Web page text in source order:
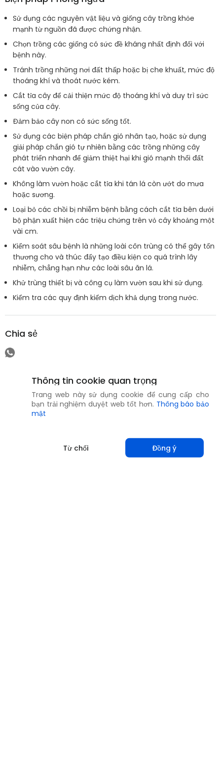
Sử dụng các nguyên vật liệu và giống cây trồng khỏe
mạnh từ nguồn đã được chứng nhận.
Chọn trồng các giống có sức đề kháng nhất định đối với
bệnh này.
Tránh trồng những nơi đất thấp hoặc bị che khuất, mức độ
thoáng khí và thoát nước kém.
Cắt tỉa cây để cải thiện mức độ thoáng khí và duy trì sức
sống của cây.
Đảm bảo cây non có sức sống tốt.
Sử dụng các biện pháp chắn gió nhân tạo, hoặc sử dụng
giải pháp chắn gió tự nhiên bằng các trồng những cây
phát triển nhanh để giảm thiệt hại khi gió mạnh thổi đất
cát vào vườn cây.
Không làm vườn hoặc cắt tỉa khi tán lá còn ướt do mưa
hoặc sương.
Loại bỏ các chồi bị nhiễm bệnh bằng cách cắt tỉa bên dưới
bộ phận xuất hiện các triệu chứng trên vỏ cây khoảng một
vài cm.
Kiểm soát sâu bệnh là những loài côn trùng có thể gây tổn
thương cho và thúc đẩy tạo điều kiện co quá trình lây
nhiễm, chẳng hạn như các loài sâu ăn lá.
Khử trùng thiết bị và công cụ làm vườn sau khi sử dụng.
Kiểm tra các quy định kiểm dịch khả dụng trong nước.
Chia sẻ
Thông tin cookie quan trọng
Trang web này sử dụng cookie để cung cấp cho
bạn trải nghiệm duyệt web tốt hơn. Thông báo bảo
mật
Từ chối Đồng ý